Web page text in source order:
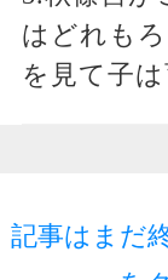
はどれも
を見て子は
記事はまだ